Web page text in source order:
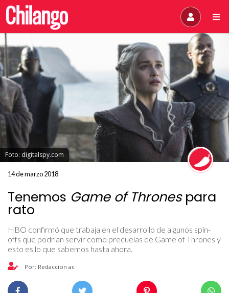
Foto: digitalspy.com
14 de marzo 2018
Tenemos Game of Thronespara
rato
HBO confirmó que trabaja en el desarrollo de algunos spin-
offs que podrían servir como precuelas de Game of Thrones y
esto es lo que sabemos hasta ahora.
Por: Redaccion ac